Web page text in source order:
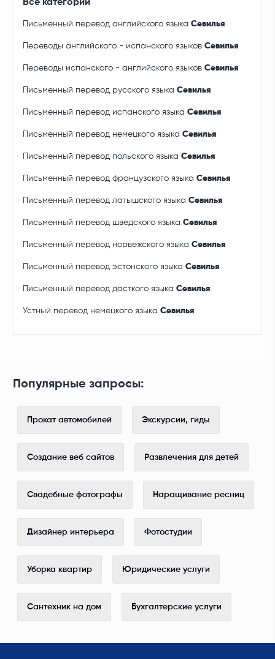
Все категории
Письменный перевод английского языкаСевилья
Переводы английского - испанского языковСевилья
Переводы испанского - английского языковСевилья
Письменный перевод русского языкаСевилья
Письменный перевод испанского языкаСевилья
Письменный перевод немецкого языкаСевилья
Письменный перевод польского языкаСевилья
Письменный перевод французского языкаСевилья
Письменный перевод латышского языкаСевилья
Письменный перевод шведского языкаСевилья
Письменный перевод норвежского языкаСевилья
Письменный перевод эстонского языкаСевилья
Письменный перевод дасткого языкаСевилья
Устный перевод немецкого языкаСевилья
Популярные запросы:
Прокат автомобилей Экскурсии, гиды
Создание веб сайтов Развлечения для детей
Свадебные фотографы Наращивание ресниц
Дизайнер интерьера Фотостудии
Уборка квартир Юридические услуги
Сантехник на дом Бухгалтерские услуги